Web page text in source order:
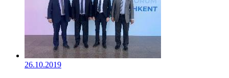
26.10.2019